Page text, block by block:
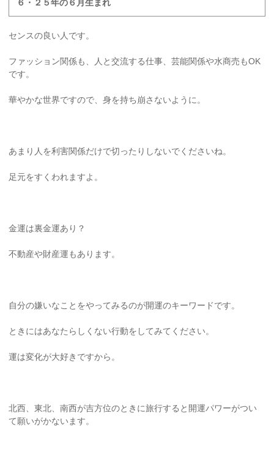
６・２５年の６月生まれ
センスの良い人です。
ファッション関係も、人と交流する仕事、芸能関係や水商売もOK
です。
華やかな世界ですので、身を持ち崩さないように。
あまり人を利害関係だけで切ったりしないでくださいね。
足元をすくわれますよ。
金運は裏金運あり？
不動産や財産運もあります。
自分の嫌いなことをやってみるのが開運のキーワードです。
ときにはあなたらしくない行動をしてみてください。
運は変化が大好きですから。
北西、東北、南西が吉方位のときに旅行すると開運パワーがつい
て願いがかないます。